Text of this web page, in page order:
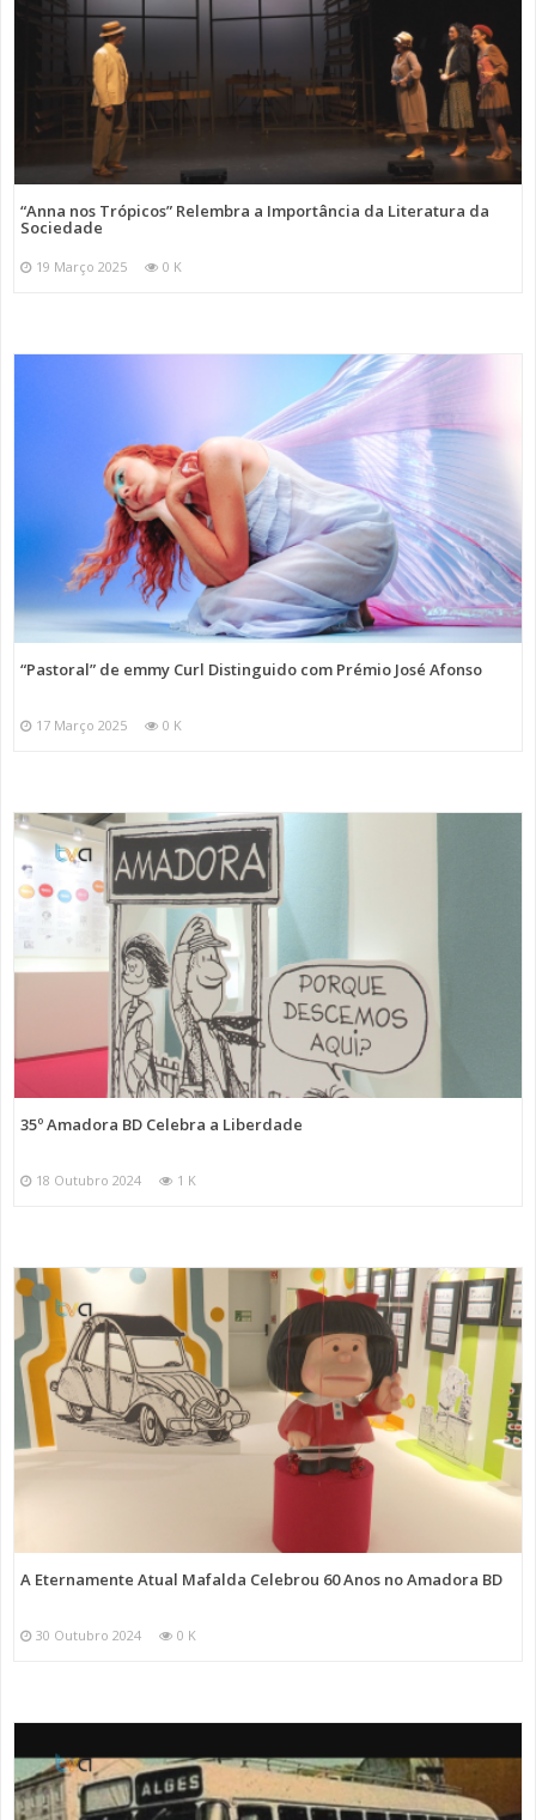
“Anna nos Trópicos” Relembra a Importância da Literatura da
Sociedade
19 Março 2025 0 K
“Pastoral” de emmy Curl Distinguido com Prémio José Afonso
17 Março 2025 0 K
35º Amadora BD Celebra a Liberdade
18 Outubro 2024 1 K
A Eternamente Atual Mafalda Celebrou 60 Anos no Amadora BD
30 Outubro 2024 0 K